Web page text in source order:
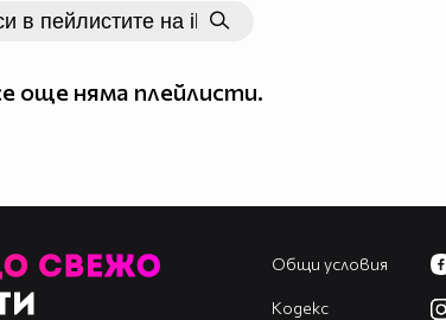
още няма плейлисти.
Общи условия
Кодекс